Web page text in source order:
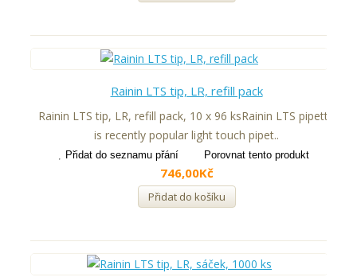
Rainin LTS tip, LR, refill pack
Rainin LTS tip, LR, refill pack, 10 x 96 ksRainin LTS pipette
is recently popular light touch pipet..
Přidat do seznamu přání Porovnat tento produkt
746,00Kč
Přidat do košíku